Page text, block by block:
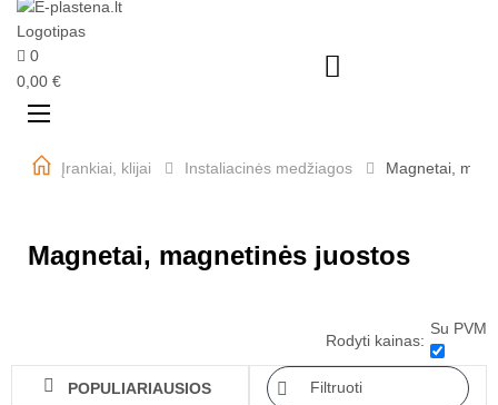

0
0,00 €
Perjungti
☰
Įrankiai, klijai Instaliacinės medžiagos Magnetai,
Magnetai, magnetinės juostos
Rodyti kainas:
Su PVM
 POPULIARIAUSIOS  Filtruoti